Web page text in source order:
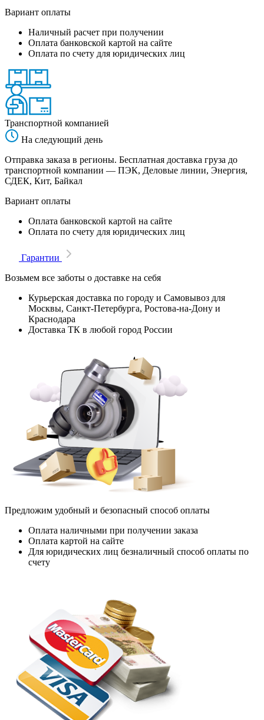
Вариант оплаты
Наличный расчет при получении
Оплата банковской картой на сайте
Оплата по счету для юридических лиц
Транспортной компанией
На следующий день
Отправка заказа в регионы. Бесплатная доставка груза до
транспортной компании — ПЭК, Деловые линии, Энергия,
СДЕК, Кит, Байкал
Вариант оплаты
Оплата банковской картой на сайте
Оплата по счету для юридических лиц
Гарантии
Возьмем все заботы о доставке на себя
Курьерская доставка по городу и Самовывоз для
Москвы, Санкт-Петербурга, Ростова-на-Дону и
Краснодара
Доставка ТК в любой город России
Предложим удобный и безопасный способ оплаты
Оплата наличными при получении заказа
Оплата картой на сайте
Для юридических лиц безналичный способ оплаты по
счету